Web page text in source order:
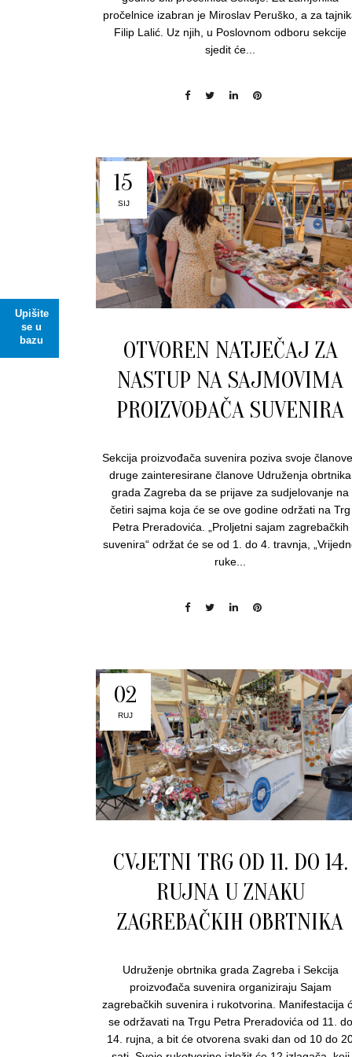
Upišite
se u
bazu
pročelnice izabran je Miroslav Peruško, a za
Filip Lalić. Uz njih, u Poslovnom odboru sekcije
sjedit će...
15
SIJ
OTVOREN NATJEČAJ ZA
NASTUP NA SAJMOVIMA
PROIZVOĐAČA SUVENIRA
Sekcija proizvođača suvenira poziva svoje
druge zainteresirane članove Udruženja obrtnika
grada Zagreba da se prijave za sudjelovanje na
četiri sajma koja će se ove godine održati na Trg
Petra Preradovića. „Proljetni sajam zagrebačkih
suvenira“ održat će se od 1. do 4. travnja,
ruke...
02
RUJ
CVJETNI TRG OD 11. DO 14.
RUJNA U ZNAKU
ZAGREBAČKIH OBRTNIKA
Udruženje obrtnika grada Zagreba i Sekcija
proizvođača suvenira organiziraju Sajam
zagrebačkih suvenira i rukotvorina. Manifestacija
se održavati na Trgu Petra Preradovića od 11. do
14. rujna, a bit će otvorena svaki dan od 10 do